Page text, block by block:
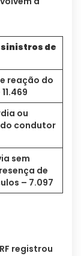
sinistros de
reação do
ou
condutor
sem
de
– 7.097
registrou